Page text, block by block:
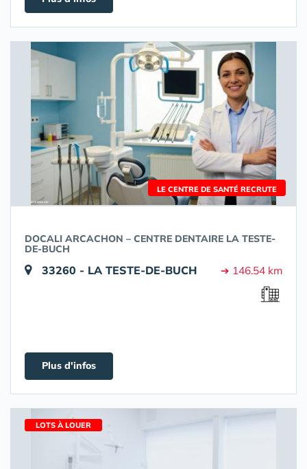
LE CENTRE DE SANTÉ RECRUTE
DOCALI ARCACHON – CENTRE DENTAIRE LA TESTE-
DE-BUCH
33260 - LA TESTE-DE-BUCH ➔ 146.54 km
Plus d'infos
LOTS À LOUER